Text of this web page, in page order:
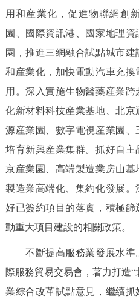
用和産業化，促進物聯網創
園、國際資訊港、國家地理
園，推進三網融合試點城市
和産業化，加快電動汽車充
用。深入實施生物醫藥産業
化新材料科技産業基地、北
源産業園、數字電視産業園
培育新興産業集群。抓好自
京産業園、高端製造業房山
製造業高端化、集約化發展
好已簽約項目的落實，積極
動重大項目建設的相關政策。
不斷提高服務業發展水準
際服務貿易交易會，著力打造
業綜合改革試點意見，繼續